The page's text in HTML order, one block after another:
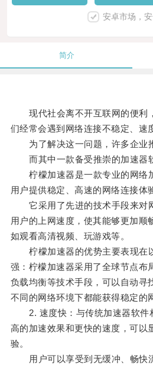
安卓市场，
简介
现代社会离不开互联网的便利
们经常会遇到网络连接不稳定、速
为了解决这一问题，许多企业推
而其中一款备受推崇的加速器软
柠檬加速器是一款专业的网络
用户提供稳定、高速的网络连接体
它采用了先进的技术手段来对
用户的上网速度，使其能够更加顺
如观看高清视频、玩游戏等。
柠檬加速器的优势主要表现在
强：柠檬加速器采用了全球节点布
负载均衡等技术手段，可以自动寻
不同的网络环境下都能获得稳定的
2. 速度快：与传统加速器软件
高的加速效果和更快的速度，可以
验。
用户可以享受到无缓冲、畅快